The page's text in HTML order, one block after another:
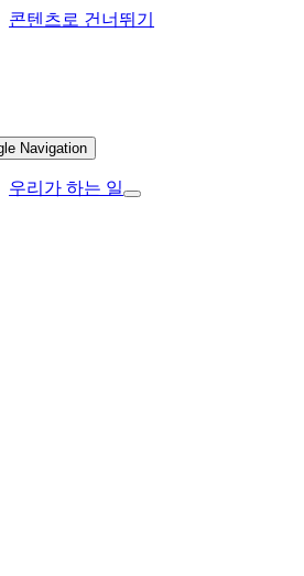
콘텐츠로 건너뛰기
Navigation
우리가 하는 일